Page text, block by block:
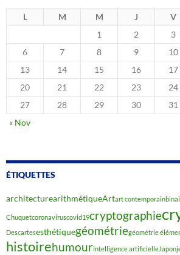
L M M J V
1
2 3
6
7 8 9 10
13
14 15 16 17
20
21 22 23 24
27
28 29 30
31
« Nov
ÉTIQUETTES
architecturearithmétiqueArtart contemporain
Chuquetcoronaviruscovid19cryptographie
Descartesesthétiquegéométriegéométrie
histoirehumourintelligence artificielleJapon